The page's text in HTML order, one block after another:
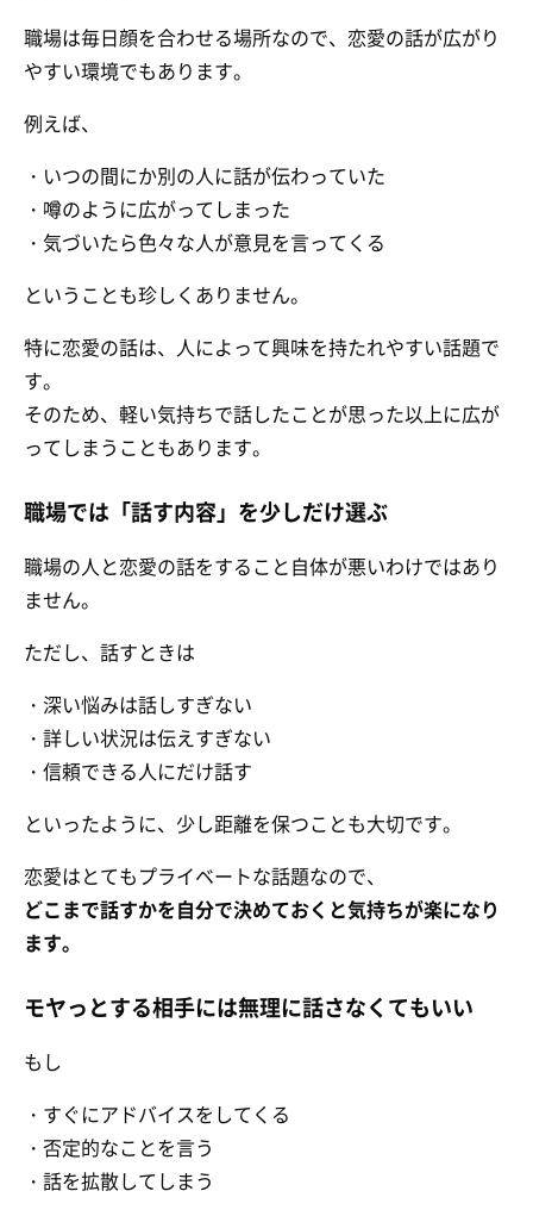
職場は毎日顔を合わせる場所なので、恋愛の話が広がり
やすい環境でもあります。
例えば、
・いつの間にか別の人に話が伝わっていた
・噂のように広がってしまった
・気づいたら色々な人が意見を言ってくる
ということも珍しくありません。
特に恋愛の話は、人によって興味を持たれやすい話題で
す。
そのため、軽い気持ちで話したことが思った以上に広が
ってしまうこともあります。
職場では「話す内容」を少しだけ選ぶ
職場の人と恋愛の話をすること自体が悪いわけではあり
ません。
ただし、話すときは
・深い悩みは話しすぎない
・詳しい状況は伝えすぎない
・信頼できる人にだけ話す
といったように、少し距離を保つことも大切です。
恋愛はとてもプライベートな話題なので、
どこまで話すかを自分で決めておくと気持ちが楽になり
ます。
モヤっとする相手には無理に話さなくてもいい
もし
・すぐにアドバイスをしてくる
・否定的なことを言う
・話を拡散してしまう